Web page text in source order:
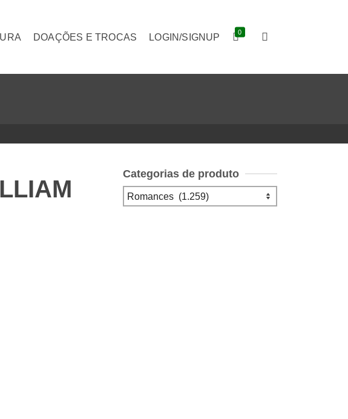
DOAÇÕES E TROCAS LOGIN/SIGNUP 0
Categorias de produto